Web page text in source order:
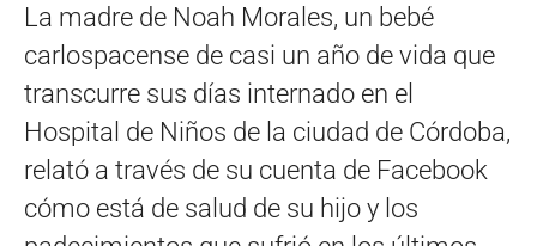
La madre de Noah Morales, un bebé
carlospacense de casi un año de vida que
transcurre sus días internado en el
Hospital de Niños de la ciudad de Córdoba,
relató a través de su cuenta de Facebook
cómo está de salud de su hijo y los